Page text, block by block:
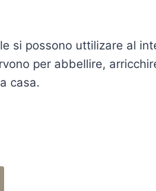
si possono uttilizare al
per abbellire,
casa.